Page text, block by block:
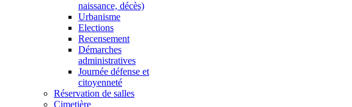
naissance, décès)
Urbanisme
Elections
Recensement
Démarches
administratives
Journée défense et
citoyenneté
Réservation de salles
Cimetière